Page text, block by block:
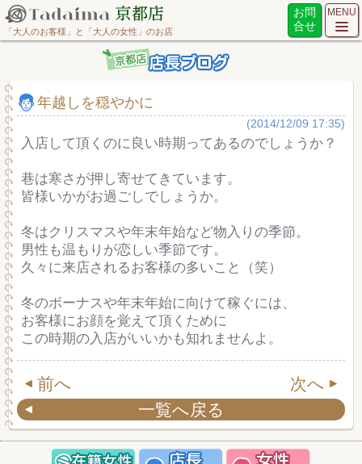
「大人のお客様」と「大人の女性」のお店
お問
合せ
MENU
年越しを穏やかに
(2014/12/09 17:35)
入店して頂くのに良い時期ってあるのでしょうか？
巷は寒さが押し寄せてきています。
皆様いかがお過ごしでしょうか。
冬はクリスマスや年末年始など物入りの季節。
男性も温もりが恋しい季節です。
久々に来店されるお客様の多いこと（笑）
冬のボーナスや年末年始に向けて稼ぐには、
お客様にお顔を覚えて頂くために
この時期の入店がいいかも知れませんよ。
前へ
次へ
一覧へ戻る